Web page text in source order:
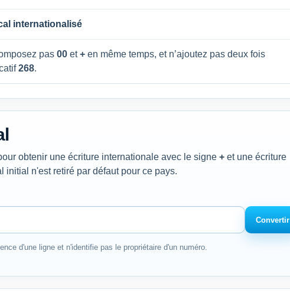
internationalisé
pas 00 et+ en même temps, et n’ajoutez pas deux fois
268.
obtenir une écriture internationale avec le signe + et une écriture
n'est retiré par défaut pour ce pays.
Convertir
d'une ligne et n'identifie pas le propriétaire d'un numéro.